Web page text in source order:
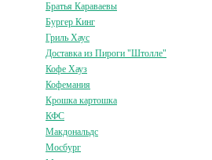
Братья Караваевы
Бургер Кинг
Гриль Хаус
Доставка из Пироги "Штолле"
Кофе Хауз
Кофемания
Крошка картошка
КФС
Макдональдс
Мосбург